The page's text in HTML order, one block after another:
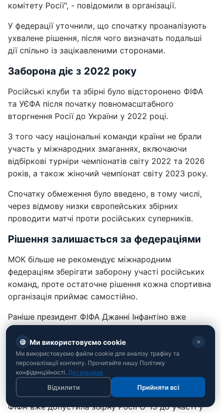
комітету Росії", - повідомили в організації.
У федерації уточнили, що спочатку проаналізують
ухвалене рішення, після чого визначать подальші
дії спільно із зацікавленими сторонами.
Заборона діє з 2022 року
Російські клуби та збірні було відсторонено ФІФА
та УЄФА після початку повномасштабного
вторгнення Росії до України у 2022 році.
З того часу національні команди країни не брали
участь у міжнародних змаганнях, включаючи
відбіркові турніри чемпіонатів світу 2022 та 2026
років, а також жіночий чемпіонат світу 2023 року.
Спочатку обмеження було введено, в тому числі,
через відмову низки європейських збірних
проводити матчі проти російських суперників.
Рішення залишається за федераціями
МОК більше не рекомендує міжнародним
федераціям зберігати заборону участі російських
команд, проте остаточне рішення кожна спортивна
організація приймає самостійно.
Раніше президент ФІФА Джанні Інфантіно вже
заявляв, що питання щодо повернення російських
команд необхідно розглянути.
"Ця заборона нічого не досягла, вона лише
створила ще більше розчарування та ненависті", -
зазначив Джанні Інфантіно.
ФІФА вже допустила збірну Росії U-15 до участі у
🍪 Ми використовуємо cookie ✕
Ми використовуємо файли cookie для аналізу трафіку та
персоналізації контенту. Прочитайте нашу Політику
конфіденційності. Детальніше
Відхилити Прийняти всі